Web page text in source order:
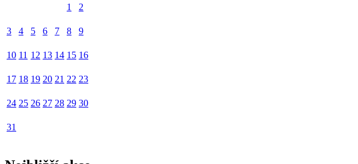
1
2
3 4 5 6 7 8 9
10 11 12 13 14 15 16
17 18 19 20 21 22 23
24 25 26 27 28 29 30
31